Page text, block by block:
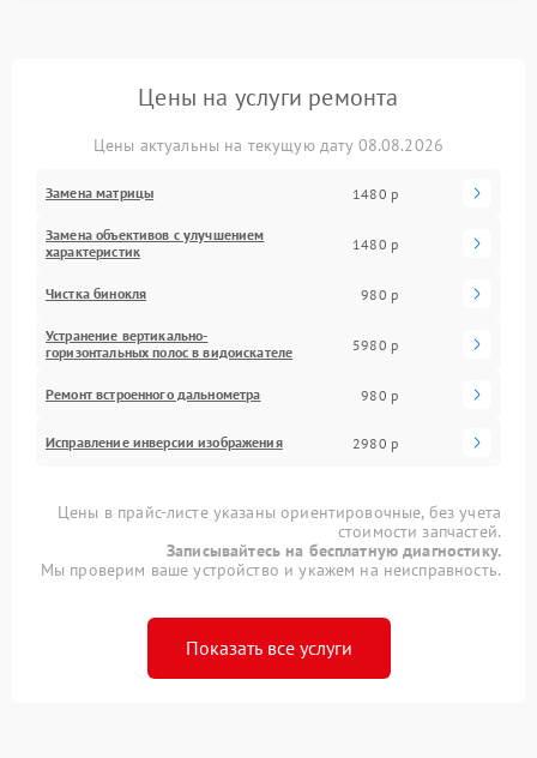
Цены на услуги ремонта
Цены актуальны на текущую дату 08.08.2026
Замена матрицы 1480 р
Замена объективов с улучшением
характеристик
1480 р
Чистка бинокля 980 р
Устранение вертикально-
горизонтальных полос в видоискателе
5980 р
Ремонт встроенного дальнометра 980 р
Исправление инверсии изображения 2980 р
Цены в прайс-листе указаны ориентировочные, без учета
стоимости запчастей.
Записывайтесь на бесплатную диагностику.
Мы проверим ваше устройство и укажем на неисправность.
Показать все услуги